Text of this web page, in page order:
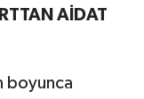
AİDAT
boyunca